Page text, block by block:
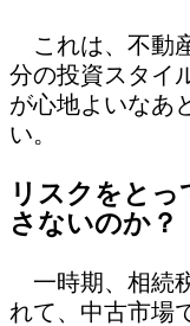
これは、不動
分の投資スタイ
が心地よいなあ
い。
リスクをと
さないのか？
一時期、相続
れて、中古市場